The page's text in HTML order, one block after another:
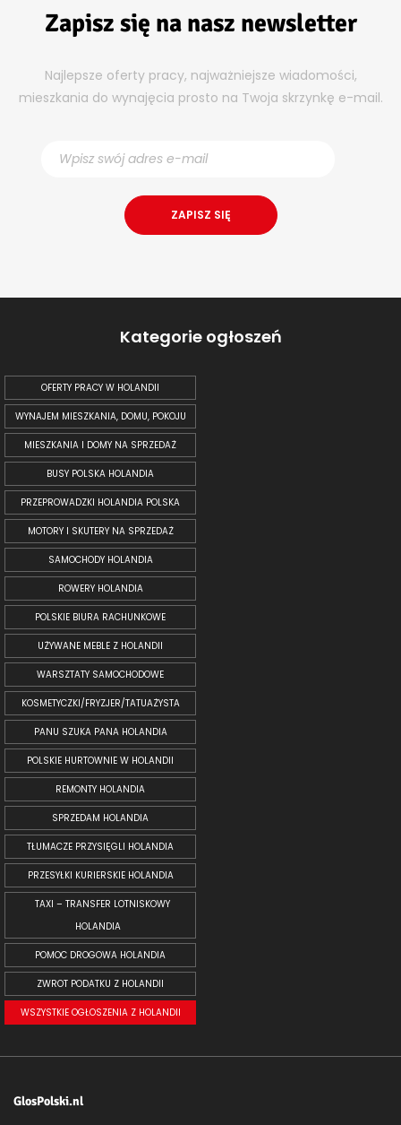
Zapisz się na nasz newsletter
Najlepsze oferty pracy, najważniejsze wiadomości,
mieszkania do wynajęcia prosto na Twoja skrzynkę e-mail.
Kategorie ogłoszeń
OFERTY PRACY W HOLANDII
WYNAJEM MIESZKANIA, DOMU, POKOJU
MIESZKANIA I DOMY NA SPRZEDAŻ
BUSY POLSKA HOLANDIA
PRZEPROWADZKI HOLANDIA POLSKA
MOTORY I SKUTERY NA SPRZEDAŻ
SAMOCHODY HOLANDIA
ROWERY HOLANDIA
POLSKIE BIURA RACHUNKOWE
UŻYWANE MEBLE Z HOLANDII
WARSZTATY SAMOCHODOWE
KOSMETYCZKI/FRYZJER/TATUAŻYSTA
PANU SZUKA PANA HOLANDIA
POLSKIE HURTOWNIE W HOLANDII
REMONTY HOLANDIA
SPRZEDAM HOLANDIA
TŁUMACZE PRZYSIĘGLI HOLANDIA
PRZESYŁKI KURIERSKIE HOLANDIA
TAXI – TRANSFER LOTNISKOWY
HOLANDIA
POMOC DROGOWA HOLANDIA
ZWROT PODATKU Z HOLANDII
WSZYSTKIE OGŁOSZENIA Z HOLANDII
GlosPolski.nl